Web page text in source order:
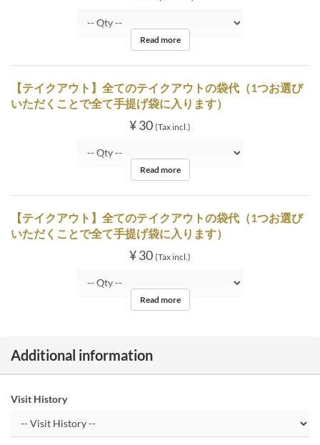
Read more
【テイクアウト】全てのテイクアウトの袋代（1つお選び
いただくことで全て手提げ袋に入ります）
¥ 30 (Tax incl.)
Read more
【テイクアウト】全てのテイクアウトの袋代（1つお選び
いただくことで全て手提げ袋に入ります）
¥ 30 (Tax incl.)
Read more
Additional information
Visit History